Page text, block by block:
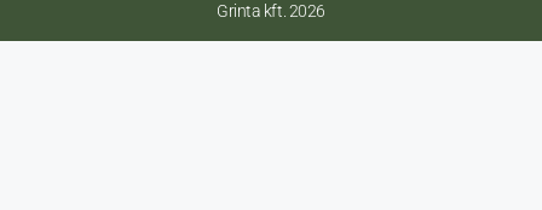
Grinta kft. 2026